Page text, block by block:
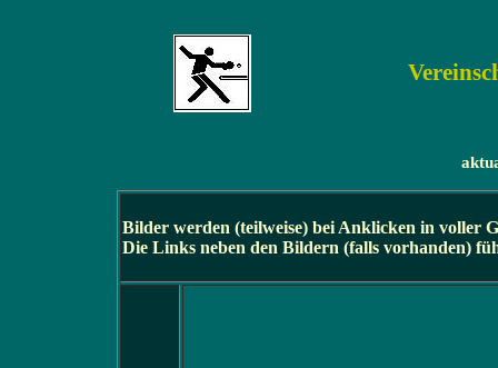
Bilder werden (teilweise) bei Anklicken in voller
Die Links neben den Bildern (falls vorhanden)